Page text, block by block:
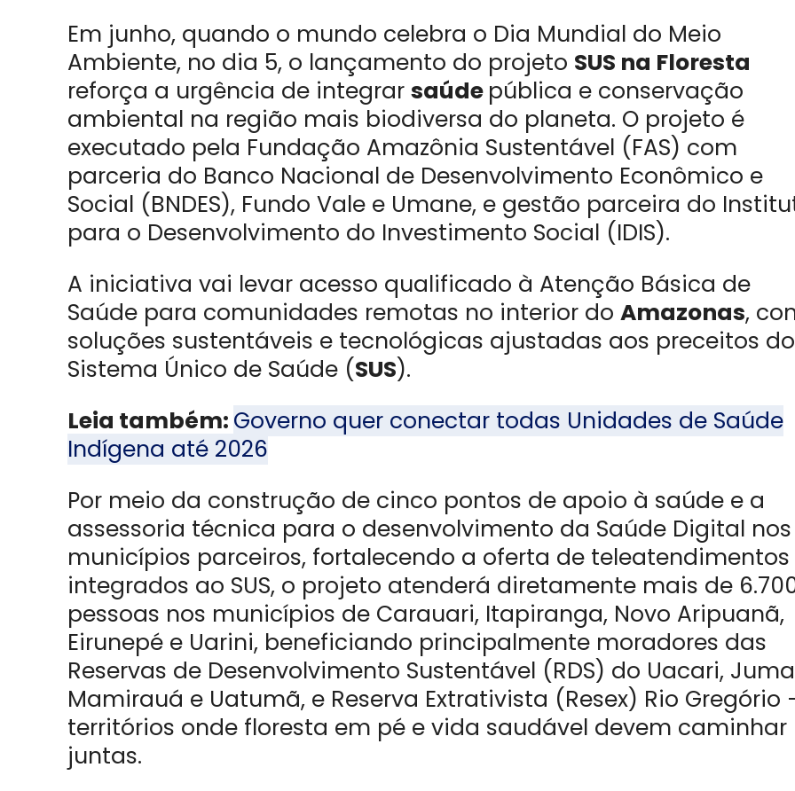
Em junho, quando o mundo celebra o Dia Mundial do Meio
Ambiente, no dia 5, o lançamento do projeto SUS na Floresta
reforça a urgência de integrar saúde pública e conservação
ambiental na região mais biodiversa do planeta. O projeto é
executado pela Fundação Amazônia Sustentável (FAS) com
parceria do Banco Nacional de Desenvolvimento Econômico e
Social (BNDES), Fundo Vale e Umane, e gestão parceira do
para o Desenvolvimento do Investimento Social (IDIS).
A iniciativa vai levar acesso qualificado à Atenção Básica de
Saúde para comunidades remotas no interior do Amazonas,
soluções sustentáveis e tecnológicas ajustadas aos preceitos do
Sistema Único de Saúde (SUS).
Leia também: Governo quer conectar todas Unidades de Saúde
Indígena até 2026
Por meio da construção de cinco pontos de apoio à saúde e a
assessoria técnica para o desenvolvimento da Saúde Digital nos
municípios parceiros, fortalecendo a oferta de teleatendimentos
integrados ao SUS, o projeto atenderá diretamente mais de
pessoas nos municípios de Carauari, Itapiranga, Novo Aripuanã,
Eirunepé e Uarini, beneficiando principalmente moradores das
Reservas de Desenvolvimento Sustentável (RDS) do Uacari,
Mamirauá e Uatumã, e Reserva Extrativista (Resex) Rio Gregório
territórios onde floresta em pé e vida saudável devem caminhar
juntas.